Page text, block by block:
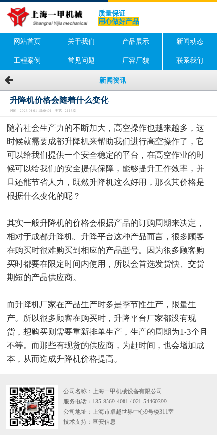
质量保证
用心做好产品
网站首页 关于我们 产品展示 新闻动态
工程案例 常见问题 厂容厂貌 联系我们
新闻资讯
升降机价格会随着什么变化
时间：2023-08-01 15:00:01 浏览：2113次
随着社会生产力的不断加大，高空操作也越来越多，这
时候就需要成都升降机来帮助我们进行高空操作了，它
可以给我们提供一个安全稳定的平台，在高空作业的时
候可以给我们的安全提供保障，能够提升工作效率，并
且还能节省人力，既然升降机这么好用，那么其价格是
根据什么变化的呢？
其实一般升降机的价格会根据产品的订购周期来决定，
相对于成都升降机、升降平台这种产品而言，很多顾客
在购买时很难购买到相应的产品型号。因为很多顾客购
买时都要在限定时间内使用，所以会首选发货快、交货
期短的产品供应商。
而升降机厂家在产品生产时多是季节性生产，限量生
产。所以很多顾客在购买时，升降平台厂家都没有现
货，想购买则需要重新排单生产，生产的周期为1-3个月
不等。而那些有现货的供应商，为赶时间，也会增加成
本，从而造成升降机价格提高。
公司名称：上海一甲机械设备有限公司
服务电话：135-8569-4081 / 021-54460399
公司地址：上海市卓越世界中心9号楼311室
技术支持： 亘安信息